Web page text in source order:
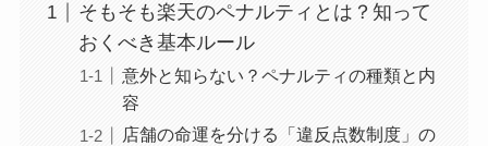
そもそも楽天のペナルティとは？知って
おくべき基本ルール
意外と知らない？ペナルティの種類と内
容
店舗の命運を分ける「違反点数制度」の